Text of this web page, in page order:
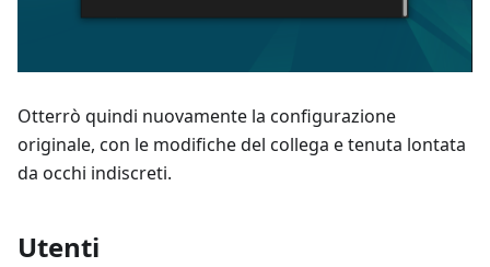
Otterrò quindi nuovamente la configurazione
originale, con le modifiche del collega e tenuta lontata
da occhi indiscreti.
Utenti